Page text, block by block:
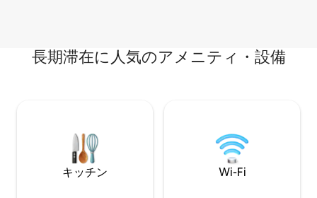
長期滞在に人気のアメニティ・設備
キッチン Wi-Fi